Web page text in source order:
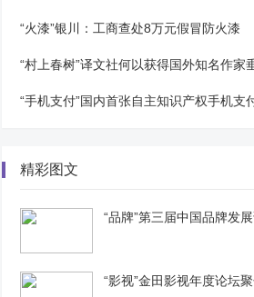
“火漆”银川：工商查处8万元假冒防火漆
“村上春树”译文社何以获得国外知名作家
“手机支付”国内首张自主知识产权手机支
精彩图文
“品牌”第三届中国品牌发
“影视”金田影视年度论坛